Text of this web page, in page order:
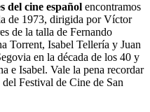
del cine español encontramos
de 1973, dirigida por Víctor
de la talla de Fernando
Torrent, Isabel Tellería y Juan
en la década de los 40 y
e Isabel. Vale la pena recordar
Festival de Cine de San